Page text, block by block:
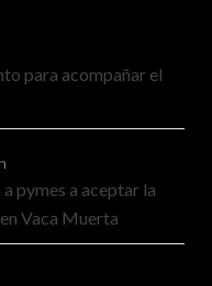
para acompañar el
pymes a aceptar la
Vaca Muerta